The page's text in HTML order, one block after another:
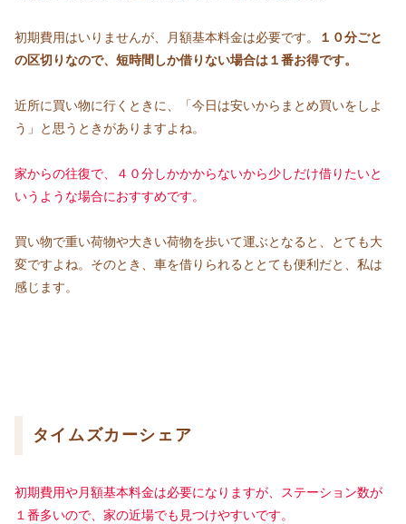
初期費用はいりませんが、月額基本料金は必要です。
１０分ごと
の区切りなので、 短時間しか借りない場合は１番お得です。
近所に買い物に行くときに、「今日は安いからまとめ買いをしよ
う」と思うときがありますよね。
家からの往復で、 ４ ０分しかかからないから少しだけ借りたいと
いうような場合におすすめです。
買い物で重い荷物や大きい荷物を歩いて運ぶとなると、とても大
変ですよね。そのとき、車を借りられるととても便利だと、私は
感じます。
タイムズカーシェア
初期費用や月額基本料金は必要になりますが、ステーション数が
１番多いので、家の近場でも見つけやすいです。